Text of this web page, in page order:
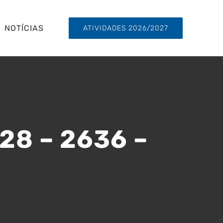
NOTÍCIAS ATIVIDADES 2026/2027
– 2636 –